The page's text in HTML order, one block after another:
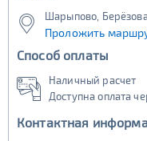
Шарыпово,
Проложить
Способ оплаты
Наличный расчет
Доступна оплата
Контактная